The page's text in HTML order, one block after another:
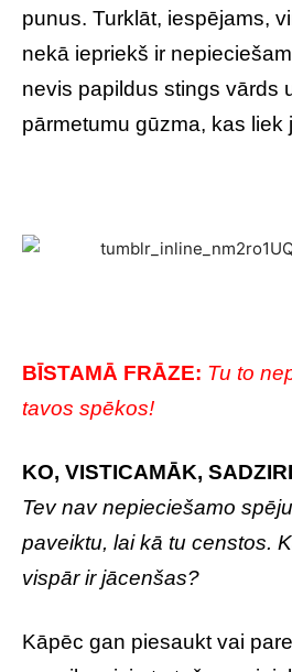
punus. Turklāt, iespējams,
nekā iepriekš ir
nevis papildus stings vārds
pārmetumu gūzma, kas liek
BĪSTAMĀ FRĀZE: Tu to
tavos spēkos!
KO, VISTICAMĀK,
Tev nav nepieciešamo
paveiktu, lai kā tu censtos.
vispār ir jācenšas?
Kāpēc gan piesaukt vai